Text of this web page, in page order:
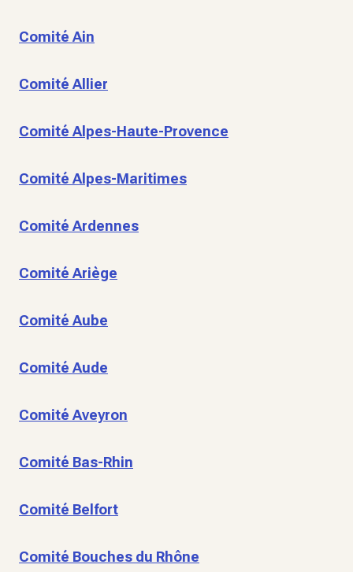
Comité Ain
Comité Allier
Comité Alpes-Haute-Provence
Comité Alpes-Maritimes
Comité Ardennes
Comité Ariège
Comité Aube
Comité Aude
Comité Aveyron
Comité Bas-Rhin
Comité Belfort
Comité Bouches du Rhône